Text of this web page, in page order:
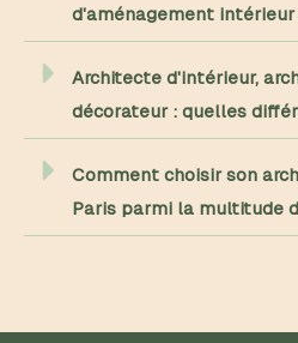
d'aménagement intérieur
Architecte d'intérieur,
décorateur : quelles
Comment choisir son
Paris parmi la multitude